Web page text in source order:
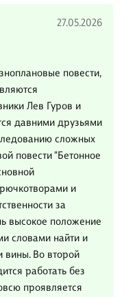
27.05.2026
повести,
Лев Гуров и
давними друзьями
сложных
повести "Бетонное
и
за
высокое положение
словами найти и
вины. Во второй
работать без
проявляется